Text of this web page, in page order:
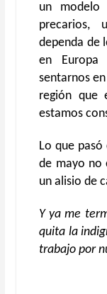
un modelo
precarios,
dependa de
en
sentarnos
región que
estamos
Lo que
de mayo no
un alisio de
Y ya me
quita la
trabajo por